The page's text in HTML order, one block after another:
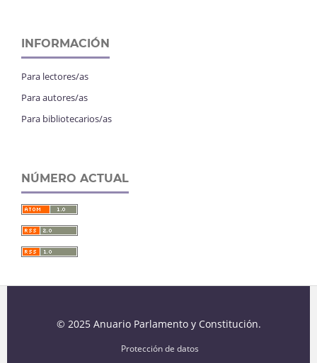
INFORMACIÓN
Para lectores/as
Para autores/as
Para bibliotecarios/as
NÚMERO ACTUAL
© 2025 Anuario Parlamento y Constitución.
Protección de datos